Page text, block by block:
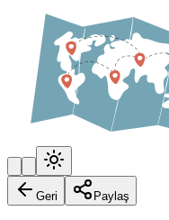
Geri Paylaş